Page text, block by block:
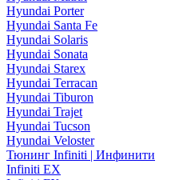
Hyundai Porter
Hyundai Santa Fe
Hyundai Solaris
Hyundai Sonata
Hyundai Starex
Hyundai Terracan
Hyundai Tiburon
Hyundai Trajet
Hyundai Tucson
Hyundai Veloster
Тюнинг Infiniti | Инфинити
Infiniti EX